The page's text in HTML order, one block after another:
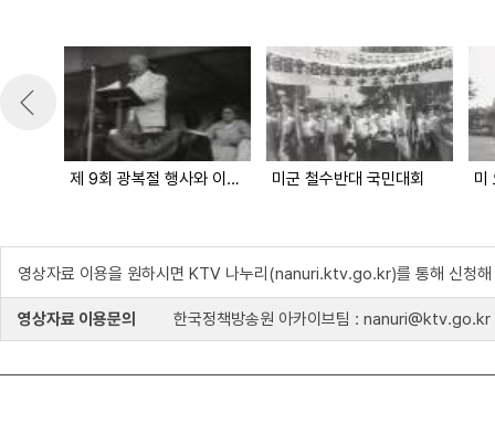
제 9회 광복절 행사와 이승만 대통령 재취임 기념식 미군 철수반대 국민대회 미
영상자료 이용을 원하시면 KTV 나누리(nanuri.ktv.go.kr)를 통해 신청해
영상자료 이용문의 한국정책방송원 아카이브팀 : nanuri@ktv.go.kr